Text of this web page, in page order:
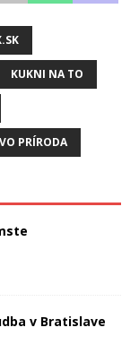
KUKNI NA TO
PRÍRODA
v Bratislave